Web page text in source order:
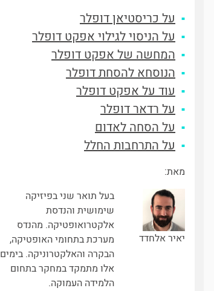
על כריסטיאן דופלר
על הניסוי לגילוי אפקט דופלר
המחשה של אפקט דופלר
הנוסחא להסחת דופלר
עוד על אפקט דופלר
על רדאר דופלר
על הסחה לאדום
על התרחבות החלל
מאת:
יאיר אלחדד
בעל תואר שני בפיזיקה
שימושית והנדסת
אלקטרואופטיקה. מהנדס
מערכת בתחומי האופטיקה,
הבקרה והאלקטרוניקה. בימים
אלו מתמקד במחקר בתחום
הלמידה העמוקה.